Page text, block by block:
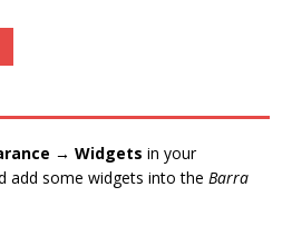
→ Widgets in your
add some widgets into the Barra